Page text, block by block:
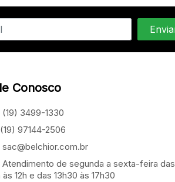
Conosco
(19) 3499-1330
(19) 97144-2506
sac@belchior.com.br
Atendimento de segunda a sexta-feira das
às 12h e das 13h30 às 17h30